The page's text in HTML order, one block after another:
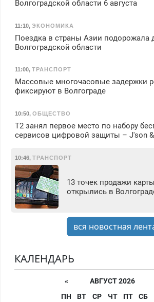
Волгоградской области 6 августа
11:10, ЭКОНОМИКА
Поездка в страны Азии подорожала
Волгоградской области
11:00, ТРАНСПОРТ
Массовые многочасовые задержки
фиксируют в Волгограде
10:50, ОБЩЕСТВО
Т2 занял первое место по набору
сервисов цифровой защиты – J'son
10:46, ТРАНСПОРТ
13 точек продажи
открылись в
вся новостная
КАЛЕНДАРЬ
«
АВГУСТ 2026
ПН
ВТ СР ЧТ ПТ СБ